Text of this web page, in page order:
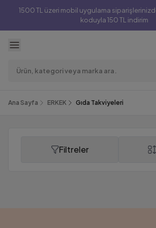
1500 TL üzeri mobil uygulama
koduyla 150 TL indirim
Ana Sayfa ERKEK Gıda Takviyeleri
Filtreler
Gıda Takviyeleri